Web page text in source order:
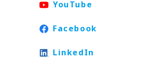
YouTube
Facebook
LinkedIn